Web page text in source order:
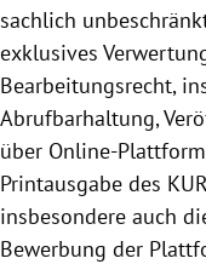
sachlich
exklusives
Bearbeitungsrecht,
Abrufbarhaltung,
über Online-
Printausgabe des
insbesondere auch
Bewerbung der